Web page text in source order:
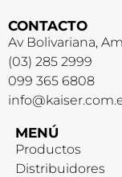
CONTACTO
Av Bolivariana,
(03) 285 2999
099 365 6808
MENÚ
Productos
Distribuidores